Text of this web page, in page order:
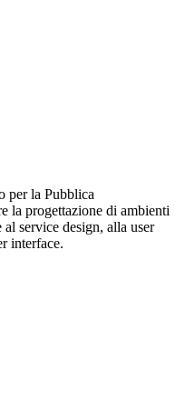
per la Pubblica
la progettazione di ambienti
service design, alla user
interface.